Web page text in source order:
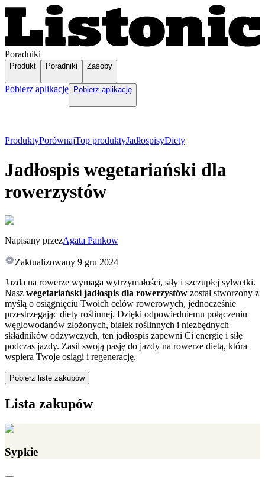
Poradniki
Produkt Poradniki Zasoby
Pobierz aplikację Pobierz aplikację
ProduktyPorównajTop produktyJadłospisyDiety
Jadłospis wegetariański dla
rowerzystów
Napisany przezAgata Pankow
Zaktualizowany 9 gru 2024
Jazda na rowerze wymaga wytrzymałości, siły i szczupłej sylwetki.
Nasz wegetariański jadłospis dla rowerzystów został stworzony z
myślą o osiągnięciu Twoich celów rowerowych, jednocześnie
przestrzegając diety roślinnej. Dzięki odpowiedniemu połączeniu
węglowodanów złożonych, białek roślinnych i niezbędnych
składników odżywczych, ten jadłospis zapewni Ci energię i siłę
podczas jazdy. Zasil swoją pasję do jazdy na rowerze dietą, która
wspiera Twoje osiągi i regenerację.
Pobierz listę zakupów
Lista zakupów
Sypkie